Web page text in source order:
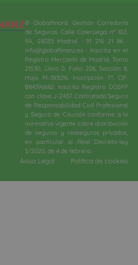
© Globalfinanz Gestión Correduría
de Seguros. Calle Caleruega, nº 102,
9A, 28033 Madrid · 91 218 21 86 ·
info@globalfinanz.es · Inscrita en el
Registro Mercantil de Madrid, Tomo
21530, Libro 0, Folio 206, Sección 8,
Hoja M-383016. Inscripción 1.ª. CIF.
B84396662. Inscrita Registro DGSFP
con clave J-2437. Contratado Seguro
de Responsabilidad Civil Profesional
y Seguro de Caución conforme a la
normativa vigente sobre distribución
de seguros y reaseguros privados,
en particular al Real Decreto-ley
3/2020, de 4 de febrero.​
Aviso Legal Política de cookies